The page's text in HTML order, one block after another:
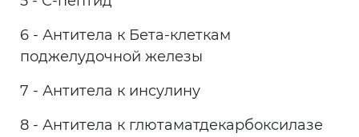
6 - Антитела к Бета-клеткам
поджелудочной железы
7 - Антитела к инсулину
8 - Антитела к глютаматдекарбоксилазе